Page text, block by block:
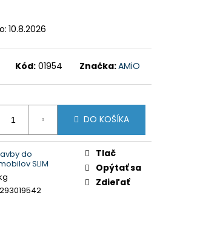
10.8.2026
Kód: 01954 Značka:AMiO
DO KOŠÍKA
do
SLIM
Tlač
Opýtať sa
Zdieľať
Nasledujúce
E46, 99-